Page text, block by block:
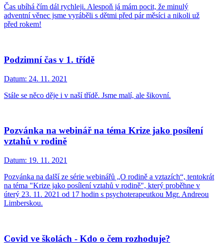
Čas ubíhá čím dál rychleji. Alespoň já mám pocit, že minulý
adventní věnec jsme vyráběli s dětmi před pár měsíci a nikoli už
před rokem!
Podzimní čas v 1. třídě
Datum: 24. 11. 2021
Stále se něco děje i v naší třídě. Jsme malí, ale šikovní.
Pozvánka na webinář na téma Krize jako posílení
vztahů v rodině
Datum: 19. 11. 2021
Pozvánka na další ze série webinářů „O rodině a vztazích“, tentokrát
na téma "Krize jako posílení vztahů v rodině", který proběhne v
úterý 23. 11. 2021 od 17 hodin s psychoterapeutkou Mgr. Andreou
Limberskou.
Covid ve školách - Kdo o čem rozhoduje?